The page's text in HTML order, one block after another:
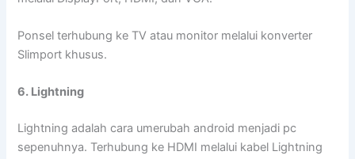
Ponsel terhubung ke TV atau monitor melalui konverter
Slimport khusus.
6. Lightning
Lightning adalah cara umerubah android menjadi pc
sepenuhnya. Terhubung ke HDMI melalui kabel Lightning